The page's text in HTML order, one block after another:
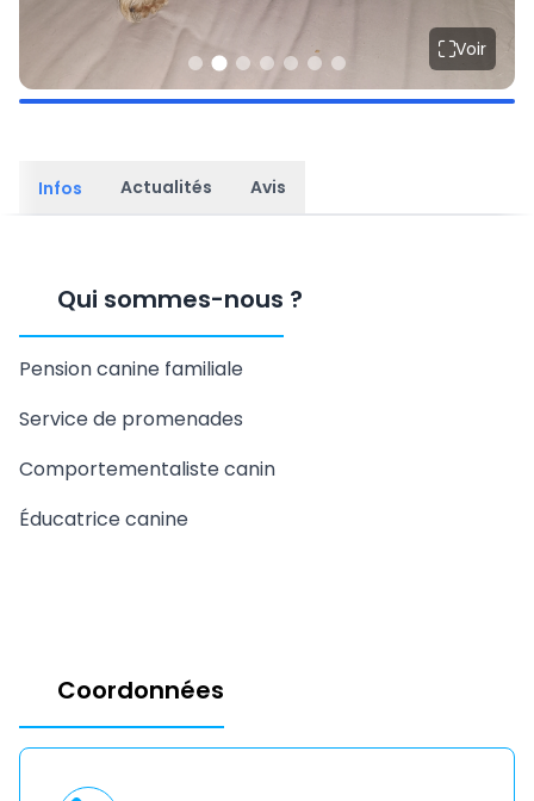
Voir
Infos Actualités Avis
Qui sommes-nous ?
Pension canine familiale
Service de promenades
Comportementaliste canin
Éducatrice canine
Coordonnées